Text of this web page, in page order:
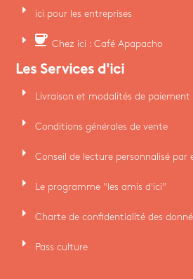
arrow_right ici pour les entreprises
arrow_right coffee Chez ici : Café Apapacho
Les Services d'ici
arrow_right Livraison et modalités de paiement
arrow_right Conditions générales de vente
arrow_right Conseil de lecture personnalisé par
arrow_right Le programme "les amis d'ici"
arrow_right Charte de confidentialité des
arrow_right Pass culture